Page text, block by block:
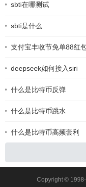
sbti在哪测试
sbti是什么
支付宝丰收节免单88红
deepseek如何接入siri
什么是比特币反弹
什么是比特币跳水
什么是比特币高频套利
Copyright ©